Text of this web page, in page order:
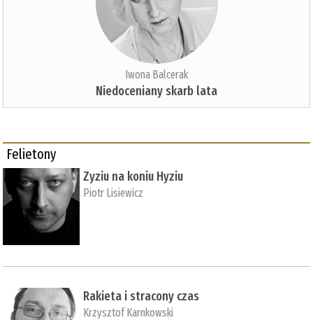
Iwona Balcerak
Niedoceniany skarb lata
Felietony
Zyziu na koniu Hyziu
Piotr Lisiewicz
Rakieta i stracony czas
Krzysztof Karnkowski